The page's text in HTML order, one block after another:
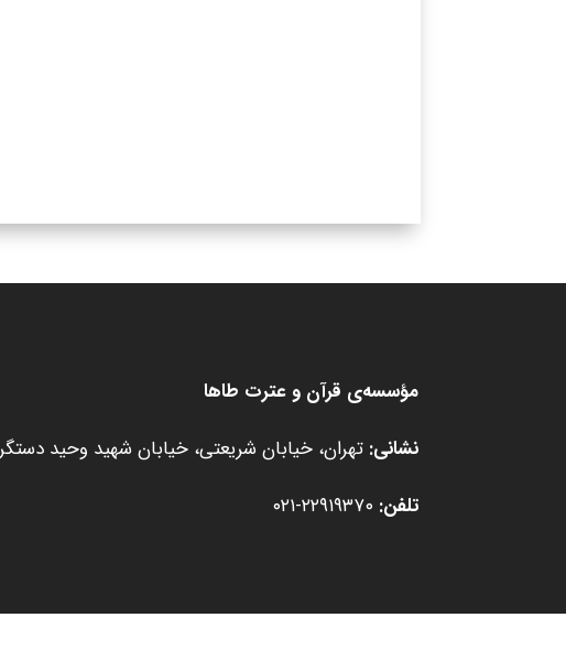
مؤسسه‌ی قرآن و عترت طاها
نشانی: تهران، خیابان شریعتی، خیابان شهید وحید
تلفن: